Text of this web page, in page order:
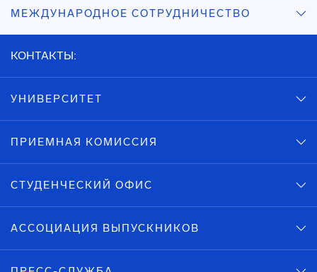
МЕЖДУНАРОДНОЕ СОТРУДНИЧЕСТВО
КОНТАКТЫ:
УНИВЕРСИТЕТ
ПРИЕМНАЯ КОМИССИЯ
СТУДЕНЧЕСКИЙ ОФИС
АССОЦИАЦИЯ ВЫПУСКНИКОВ